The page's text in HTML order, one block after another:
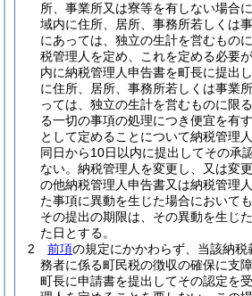
所、事業所又は寮等を有しない場合
域内に住所、居所、事務所若しくは
にあっては、独立の生計を営むもの
税管理人を定め、これを定める必要
内に納税管理人申告書を町長に提出
に住所、居所、事務所若しくは事業
っては、独立の生計を営むものに限
る一切の事項の処理につき便宜を有
として定めることについて納税管理
同日から10日以内に提出してその承
ない。 納税管理人を変更し、又は変
の他納税管理人申告書又は納税管理
た事項に異動を生じた場合において
その提出の期限は、その異動を生じ
た日とする。
2
前項の規定にかかわらず、当該納
務者に係る町民税の徴収の確保に支
町長に申請書を提出してその認定を